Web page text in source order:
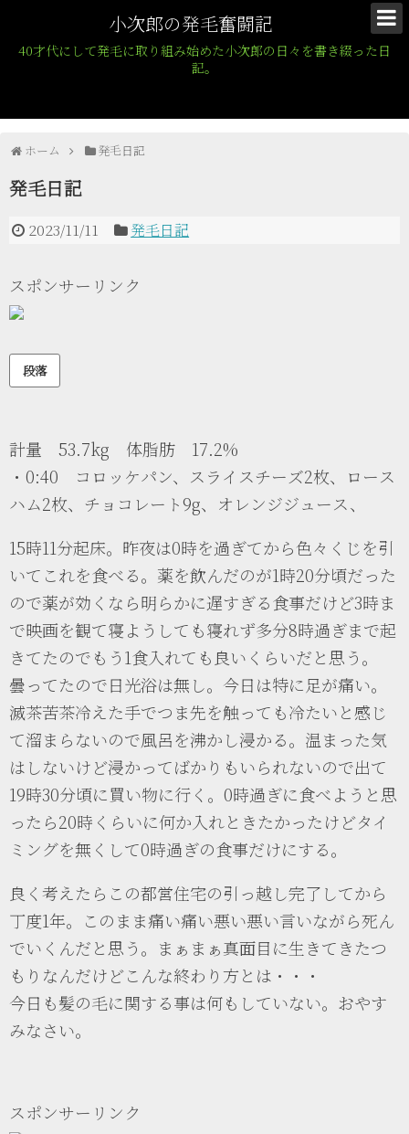
小次郎の発毛奮闘記
40才代にして発毛に取り組み始めた小次郎の日々を書き綴った日
記。
ホーム 発毛日記
発毛日記
2023/11/11 発毛日記
スポンサーリンク
段落
計量 53.7kg 体脂肪 17.2%
・0:40 コロッケパン、スライスチーズ2枚、ロース
ハム2枚、チョコレート9g、オレンジジュース、
15時11分起床。昨夜は0時を過ぎてから色々くじを引
いてこれを食べる。薬を飲んだのが1時20分頃だった
ので薬が効くなら明らかに遅すぎる食事だけど3時ま
で映画を観て寝ようしても寝れず多分8時過ぎまで起
きてたのでもう1食入れても良いくらいだと思う。
曇ってたので日光浴は無し。今日は特に足が痛い。
滅茶苦茶冷えた手でつま先を触っても冷たいと感じ
て溜まらないので風呂を沸かし浸かる。温まった気
はしないけど浸かってばかりもいられないので出て
19時30分頃に買い物に行く。0時過ぎに食べようと思
ったら20時くらいに何か入れときたかったけどタイ
ミングを無くして0時過ぎの食事だけにする。
良く考えたらこの都営住宅の引っ越し完了してから
丁度1年。このまま痛い痛い悪い悪い言いながら死ん
でいくんだと思う。まぁまぁ真面目に生きてきたつ
もりなんだけどこんな終わり方とは・・・
今日も髪の毛に関する事は何もしていない。おやす
みなさい。
スポンサーリンク